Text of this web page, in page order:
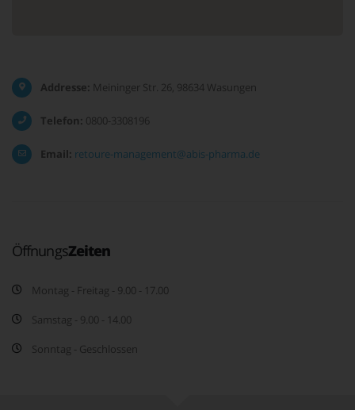
Addresse: Meininger Str. 26, 98634 Wasungen
Telefon: 0800-3308196
Email: retoure-management@abis-pharma.de
ÖffnungsZeiten
Montag - Freitag - 9.00 - 17.00
Samstag - 9.00 - 14.00
Sonntag - Geschlossen